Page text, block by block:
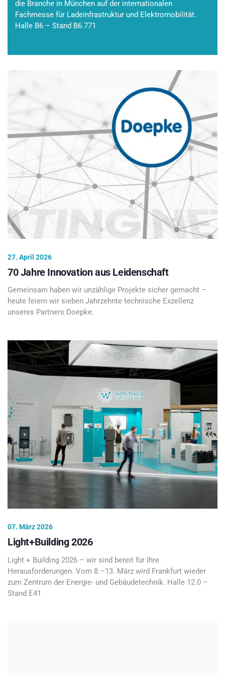
die Branche in München auf der internationalen
Fachmesse für Ladeinfrastruktur und Elektromobilität.
Halle B6 – Stand B6.771
27. April 2026
70 Jahre Innovation aus Leidenschaft
Gemeinsam haben wir unzählige Projekte sicher gemacht –
heute feiern wir sieben Jahrzehnte technische Exzellenz
unseres Partners Doepke.
07. März 2026
Light+Building 2026
Light + Building 2026 – wir sind bereit für Ihre
Herausforderungen. Vom 8.–13. März wird Frankfurt wieder
zum Zentrum der Energie- und Gebäudetechnik. Halle 12.0 –
Stand E41